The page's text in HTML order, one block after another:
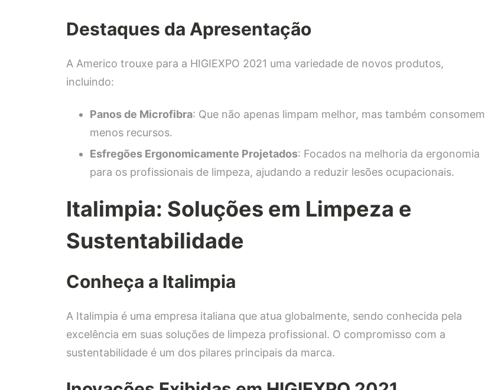
Destaques da Apresentação
A Americo trouxe para a HIGIEXPO 2021 uma variedade de novos produtos,
incluindo:
Panos de Microfibra: Que não apenas limpam melhor, mas também consomem
menos recursos.
Esfregões Ergonomicamente Projetados: Focados na melhoria da ergonomia
para os profissionais de limpeza, ajudando a reduzir lesões ocupacionais.
Italimpia: Soluções em Limpeza e
Sustentabilidade
Conheça a Italimpia
A Italimpia é uma empresa italiana que atua globalmente, sendo conhecida pela
excelência em suas soluções de limpeza profissional. O compromisso com a
sustentabilidade é um dos pilares principais da marca.